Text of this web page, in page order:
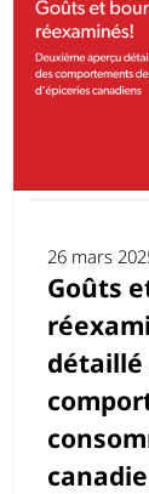
26 mars
Goûts
détaillé